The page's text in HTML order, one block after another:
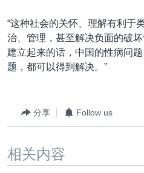
“这种社会的关怀、理解有利于
治、管理，甚至解决负面的破
建立起来的话，中国的性病问
题，都可以得到解决。”
分享 Follow us
相关内容